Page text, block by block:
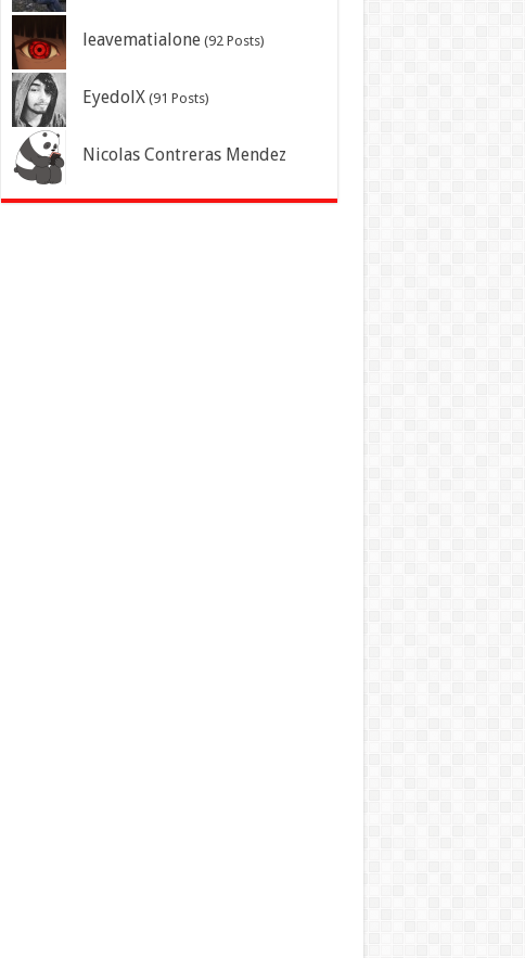
leavematialone (92 Posts)
EyedolX (91 Posts)
Nicolas Contreras Mendez
(Lucenzo) (87 Posts)